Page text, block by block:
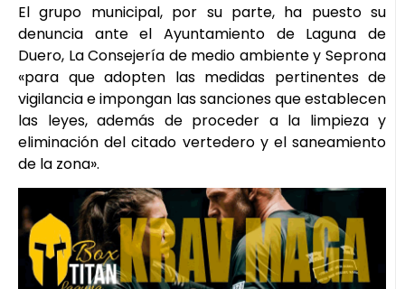
El grupo municipal, por su parte, ha puesto su
denuncia ante el Ayuntamiento de Laguna de
Duero, La Consejería de medio ambiente y Seprona
«para que adopten las medidas pertinentes de
vigilancia e impongan las sanciones que establecen
las leyes, además de proceder a la limpieza y
eliminación del citado vertedero y el saneamiento
de la zona».